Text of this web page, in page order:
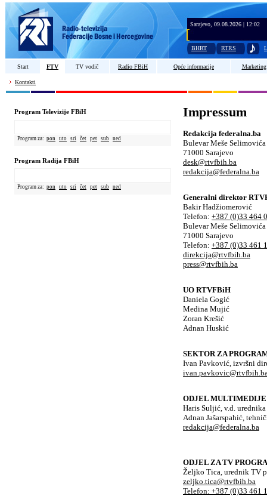
Sarajevo, 09.08.2026 | 12:02
BHRT RTRS
Start FTV TV vodič Radio FBiH Opće informacije Marketing
Kontakti
Program Televizije FBiH
Program za: pon uto sri čet pet sub ned
Program Radija FBiH
Program za: pon uto sri čet pet sub ned
Impressum
Redakcija federalna.ba
Bulevar Meše
71000 Sarajevo
desk@rtvfbih.ba
redakcija@federalna.ba
Generalni direktor
Bakir Hadžiomerović
Telefon: +387 (0)33 464
Bulevar Meše
71000 Sarajevo
Telefon: +387 (0)33 461
direkcija@rtvfbih.ba
press@rtvfbih.ba
UO RTVFBiH
Daniela Gogić
Medina Mujić
Zoran Krešić
Adnan Huskić
SEKTOR ZA
Ivan Pavković, izvršni
ODJEL MULTIMEDIJE
Haris Suljić, v.d. urednika
Adnan Jašarspahić,
redakcija@federalna.ba
ODJEL ZA TV
Željko Tica, urednik TV
zeljko.tica@rtvfbih.ba
Telefon: +387 (0)33 461